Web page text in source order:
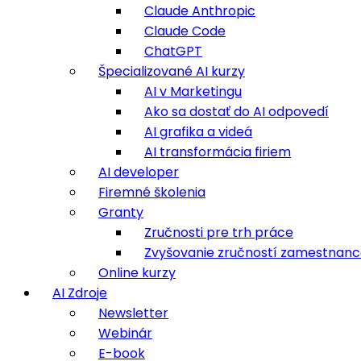
Claude Anthropic
Claude Code
ChatGPT
Špecializované AI kurzy
AI v Marketingu
Ako sa dostať do AI odpovedí
AI grafika a videá
AI transformácia firiem
AI developer
Firemné školenia
Granty
Zručnosti pre trh práce
Zvyšovanie zručností
Online kurzy
AI Zdroje
Newsletter
Webinár
E-book